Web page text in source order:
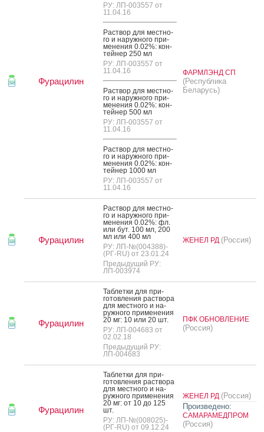
Фурацилин
РУ: ЛП-003557 от
11.04.16
Рас­твор для мес­тно­
го и на­руж­но­го при­
мене­ния 0.02%: кон­
тей­нер 250 мл
РУ: ЛП-003557 от
11.04.16
Рас­твор для мес­тно­
го и на­руж­но­го при­
мене­ния 0.02%: кон­
тей­нер 500 мл
РУ: ЛП-003557 от
11.04.16
Рас­твор для мес­тно­
го и на­руж­но­го при­
мене­ния 0.02%: кон­
тей­нер 1000 мл
РУ: ЛП-003557 от
11.04.16
ФАРМЛЭНД СП
(Республика
Беларусь)
Фурацилин
Рас­твор для мес­тно­
го и на­руж­но­го при­
мене­ния 0.02%: фл.
или бут. 100 мл, 200
мл или 400 мл
РУ: ЛП-№(004388)-
(РГ-RU) от 23.01.24
Предыдущий РУ:
ЛП-003974
ЖЕНЕЛ РД (Россия)
Фурацилин
Таб­летки для при­
готов­ле­ния рас­тво­ра
для мес­тно­го и на­
руж­но­го при­мене­ния
20 мг: 10 или 20 шт.
РУ: ЛП-004683 от
02.02.18
Предыдущий РУ:
ЛП-004683
ПФК ОБНОВЛЕНИЕ
(Россия)
Фурацилин
Таб­летки для при­
готов­ле­ния рас­тво­ра
для мес­тно­го и на­
руж­но­го при­мене­ния
20 мг: от 10 до 125
шт.
РУ: ЛП-№(008025)-
(РГ-RU) от 09.12.24
ЖЕНЕЛ РД (Россия)
Произведено:
САМАРАМЕДПРОМ
(Россия)